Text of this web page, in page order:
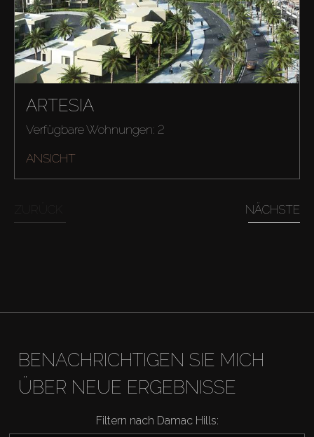
ARTESIA
Verfügbare Wohnungen: 2
ANSICHT
NÄCHSTE
BENACHRICHTIGEN SIE MICH
ÜBER NEUE ERGEBNISSE
Filtern nach Damac Hills: